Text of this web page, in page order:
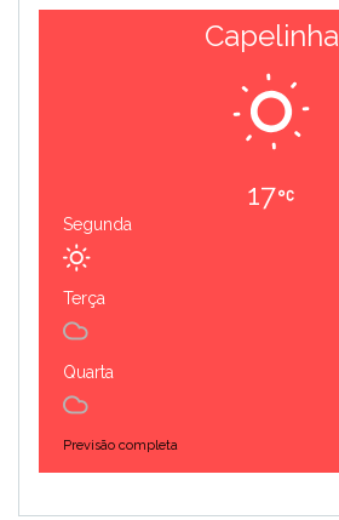
Capelinha
17
Segunda
Terça
Quarta
Previsão completa